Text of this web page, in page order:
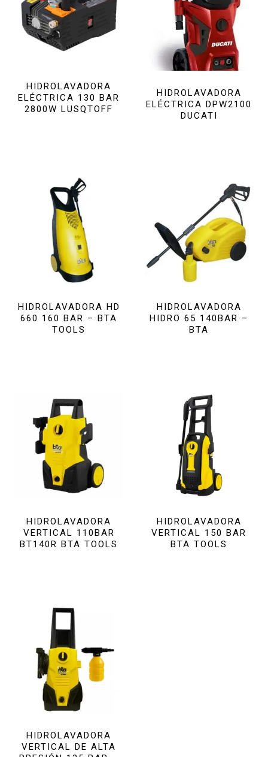
HIDROLAVADORA
ELÉCTRICA 130 BAR
2800W LUSQTOFF
HIDROLAVADORA
ELÉCTRICA DPW2100
DUCATI
HIDROLAVADORA HD
660 160 BAR – BTA
TOOLS
HIDROLAVADORA
HIDRO 65 140BAR –
BTA
HIDROLAVADORA
VERTICAL 110BAR
BT140R BTA TOOLS
HIDROLAVADORA
VERTICAL 150 BAR
BTA TOOLS
HIDROLAVADORA
VERTICAL DE ALTA